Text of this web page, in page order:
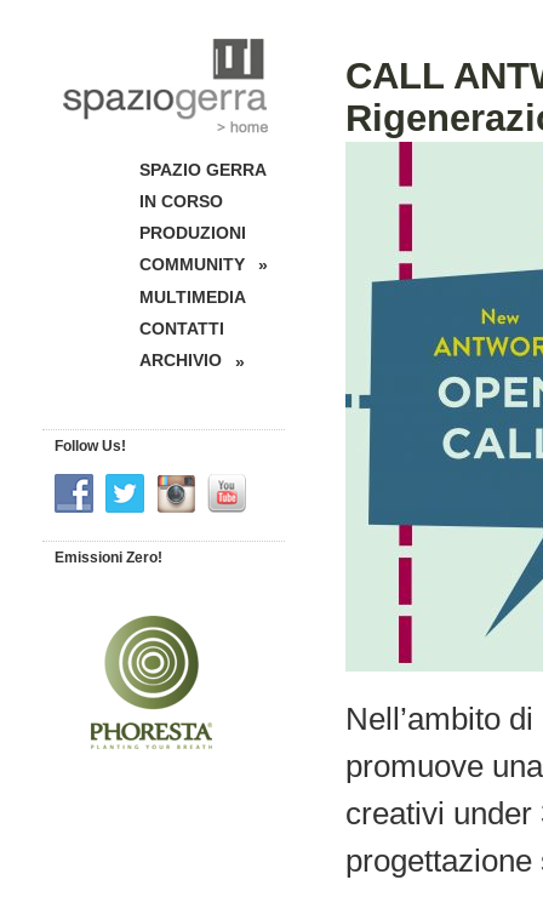
CALL
Nell’ambito di
promuove
creativi under
SPAZIO GERRA
IN CORSO
PRODUZIONI
COMMUNITY
»
MULTIMEDIA
CONTATTI
ARCHIVIO
»
Follow Us!
Emissioni Zero!